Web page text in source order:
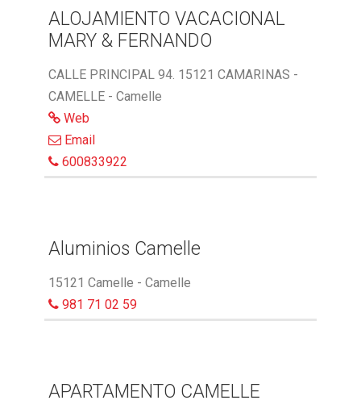
ALOJAMIENTO VACACIONAL
MARY & FERNANDO
CALLE PRINCIPAL 94. 15121 CAMARINAS -
CAMELLE - Camelle
Web
Email
600833922
Aluminios Camelle
15121 Camelle - Camelle
981 71 02 59
APARTAMENTO CAMELLE